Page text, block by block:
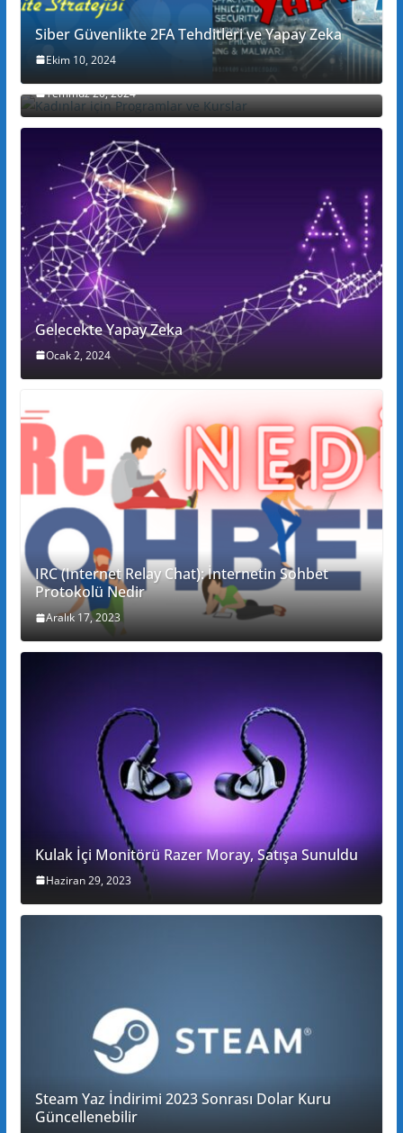
Siber Güvenlikte 2FA Tehditleri ve Yapay Zeka
Ekim 10, 2024
Kadınlar için Programlar ve Kurslar
Temmuz 20, 2024
Gelecekte Yapay Zeka
Ocak 2, 2024
IRC (Internet Relay Chat): İnternetin Sohbet
Protokolü Nedir
Aralık 17, 2023
Kulak İçi Monitörü Razer Moray, Satışa Sunuldu
Haziran 29, 2023
Steam Yaz İndirimi 2023 Sonrası Dolar Kuru
Güncellenebilir